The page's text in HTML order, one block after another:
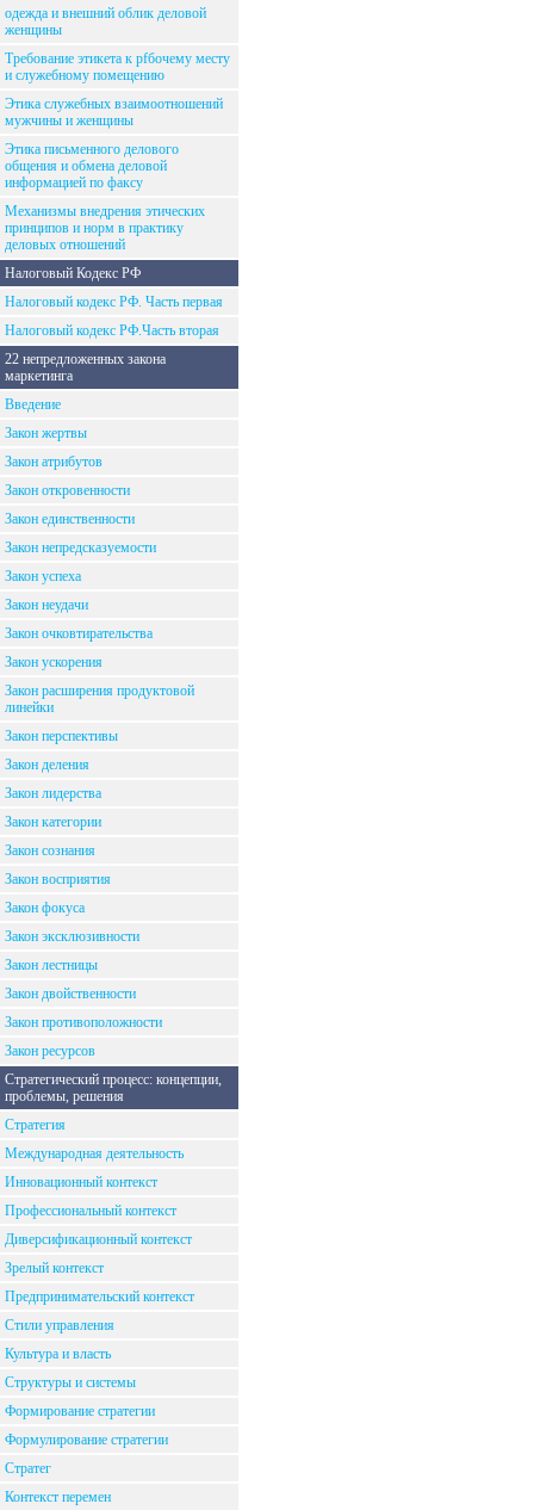
одежда и внешний облик деловой
женщины
Требование этикета к рfбочему месту
и служебному помещению
Этика служебных взаимоотношений
мужчины и женщины
Этика письменного делового
общения и обмена деловой
информацией по факсу
Механизмы внедрения этических
принципов и норм в практику
деловых отношений
Налоговый Кодекс РФ
Налоговый кодекс РФ. Часть первая
Налоговый кодекс РФ.Часть вторая
22 непредложенных закона
маркетинга
Введение
Закон жертвы
Закон атрибутов
Закон откровенности
Закон единственности
Закон непредсказуемости
Закон успеха
Закон неудачи
Закон очковтирательства
Закон ускорения
Закон расширения продуктовой
линейки
Закон перспективы
Закон деления
Закон лидерства
Закон категории
Закон сознания
Закон восприятия
Закон фокуса
Закон эксклюзивности
Закон лестницы
Закон двойственности
Закон противоположности
Закон ресурсов
Стратегический процесс: концепции,
проблемы, решения
Стратегия
Международная деятельность
Инновационный контекст
Профессиональный контекст
Диверсификационный контекст
Зрелый контекст
Предпринимательский контекст
Стили управления
Культура и власть
Структуры и системы
Формирование стратегии
Формулирование стратегии
Стратег
Контекст перемен